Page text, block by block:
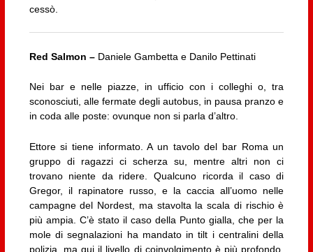
cessò.
Red Salmon – Daniele Gambetta e Danilo Pettinati
Nei bar e nelle piazze, in ufficio con i colleghi o, tra
sconosciuti, alle fermate degli autobus, in pausa pranzo e
in coda alle poste: ovunque non si parla d’altro.
Ettore si tiene informato. A un tavolo del bar Roma un
gruppo di ragazzi ci scherza su, mentre altri non ci
trovano niente da ridere. Qualcuno ricorda il caso di
Gregor, il rapinatore russo, e la caccia all’uomo nelle
campagne del Nordest, ma stavolta la scala di rischio è
più ampia. C’è stato il caso della Punto gialla, che per la
mole di segnalazioni ha mandato in tilt i centralini della
polizia, ma qui il livello di coinvolgimento è più profondo.